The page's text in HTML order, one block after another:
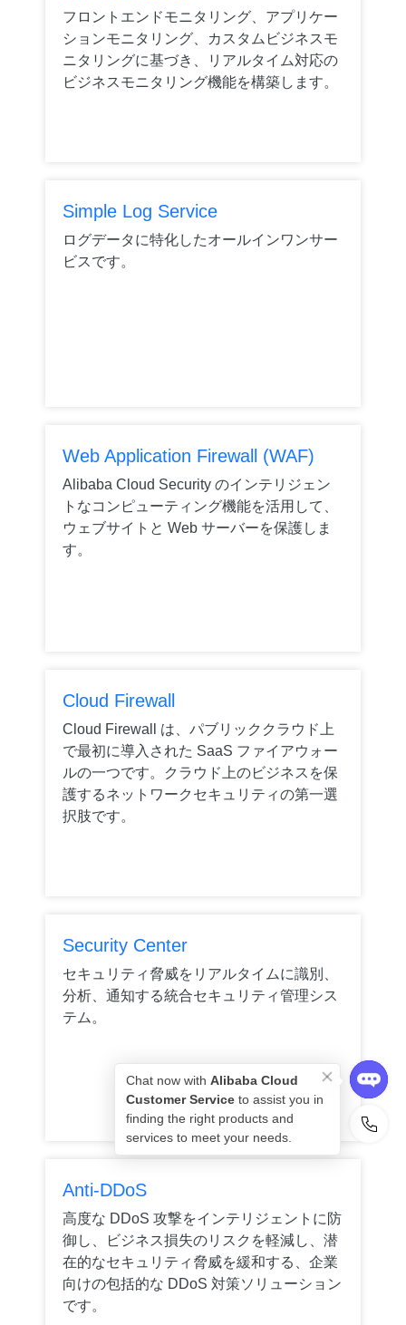
フロントエンドモニタリング、アプリケー
ションモニタリング、カスタムビジネスモ
ニタリングに基づき、リアルタイム対応の
ビジネスモニタリング機能を構築します。
Simple Log Service
ログデータに特化したオールインワンサー
ビスです。
Web Application Firewall (WAF)
Alibaba Cloud Security のインテリジェン
トなコンピューティング機能を活用して、
ウェブサイトと Web サーバーを保護しま
す。
Cloud Firewall
Cloud Firewall は、パブリッククラウド上
で最初に導入された SaaS ファイアウォー
ルの一つです。クラウド上のビジネスを保
護するネットワークセキュリティの第一選
択肢です。
Security Center
セキュリティ脅威をリアルタイムに識別、
分析、通知する統合セキュリティ管理シス
テム。
Anti-DDoS
高度な DDoS 攻撃をインテリジェントに防
御し、ビジネス損失のリスクを軽減し、潜
在的なセキュリティ脅威を緩和する、企業
向けの包括的な DDoS 対策ソリューション
です。
Chat now with Alibaba Cloud
Customer Service to assist you in
finding the right products and
services to meet your needs.